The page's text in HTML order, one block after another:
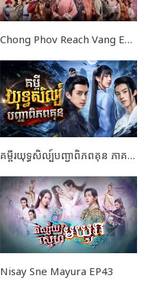
Chong Phov Reach Vang END40
គម្ពីរយុទ្ធសិល្ប៍បញ្ជាពិភពគុន ភាគទី24 ចប់ដោយបរិបូណ៍
Nisay Sne Mayura EP43